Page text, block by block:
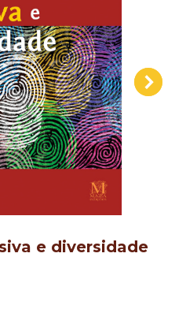
e diversidade